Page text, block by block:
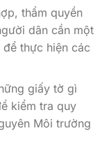
thẩm quyền
dân cần một
thực hiện các
giấy tờ gì
kiểm tra quy
Môi trường